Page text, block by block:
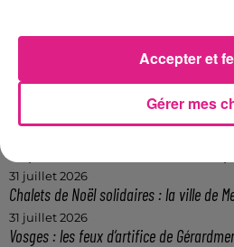
Officiel : Gauthier Hein quitte le FC Metz
Officiel : le lac de Madine reporte son
31 juillet 2026
Chalets de Noël solidaires : la ville de
31 juillet 2026
Vosges : les feux d’artifice de
Gérer mes
Accepter et